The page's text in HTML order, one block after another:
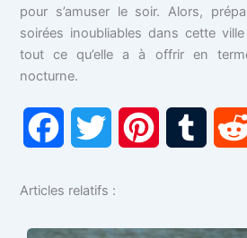
pour s’amuser le soir. Alors,
soirées inoubliables dans cette
tout ce qu’elle a à offrir en
nocturne.
Articles relatifs :